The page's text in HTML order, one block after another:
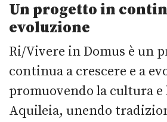
Un progetto in
evoluzione
Ri/Vivere in Domus è un
continua a crescere e a
promuovendo la cultura
Aquileia, unendo